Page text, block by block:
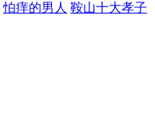
怕痒的男人 鞍山十大孝子